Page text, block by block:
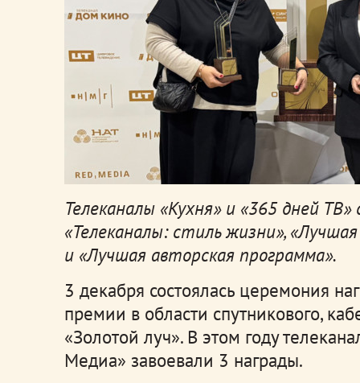
Телеканалы «Кухня» и «365 дней
«Телеканалы: стиль жизни»,
и «Лучшая авторская программа».
3 декабря состоялась церемония
премии в области спутникового,
«Золотой луч». В этом году
Медиа» завоевали 3 награды.